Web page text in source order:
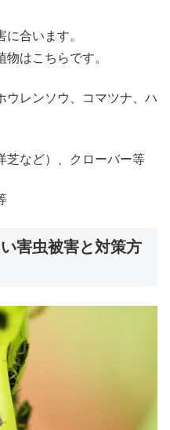
合います。
はこちらです。
ウレンソウ、コマツナ、ハ
芝など）、クローバー等
害虫被害と対策方